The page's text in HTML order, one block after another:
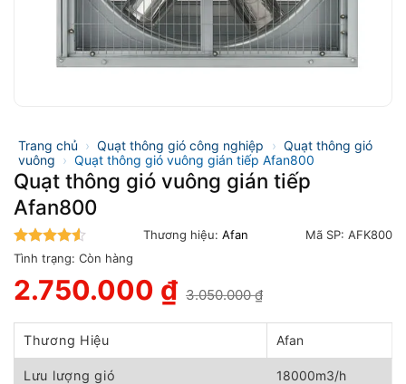
Trang chủ › Quạt thông gió công nghiệp › Quạt thông gió
vuông › Quạt thông gió vuông gián tiếp Afan800
Quạt thông gió vuông gián tiếp
Afan800
4.5trên 5
Thương hiệu:Afan Mã SP: AFK800
Tình trạng: Còn hàng
3.050.000₫
gốc
là:
3.050.000 ₫.
2.750.000 ₫
hiện
tại
2.750.000 ₫.
Thương Hiệu Afan
Lưu lượng gió 18000m3/h